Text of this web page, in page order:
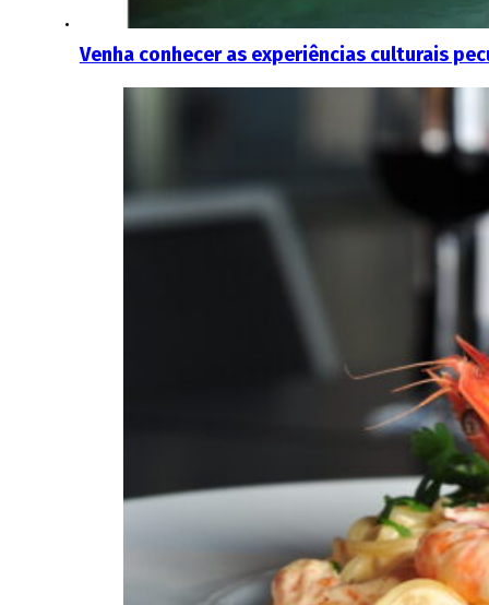
Venha conhecer as experiências culturais